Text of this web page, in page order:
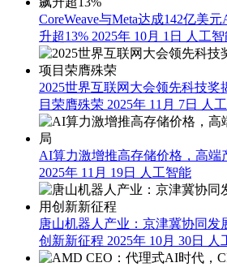
CoreWeave与Meta达成142亿美
升超13% 2025年 10月 1日 人工
2025世界互联网大会领先科技奖
目荣膺殊荣 2025年 11月 7日 人
AI算力激增推高存储价格，高端
2025年 11月 19日
人工智能
唐山机器人产业：京津冀协同发
创新新征程 2025年 10月 30日
人